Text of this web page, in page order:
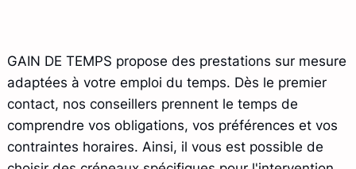
GAIN DE TEMPS propose des prestations sur mesure
adaptées à votre emploi du temps. Dès le premier
contact, nos conseillers prennent le temps de
comprendre vos obligations, vos préférences et vos
contraintes horaires. Ainsi, il vous est possible de